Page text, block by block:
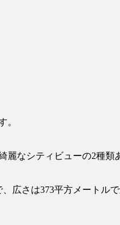
。
なシティビューの2種類
広さは373平方メートル